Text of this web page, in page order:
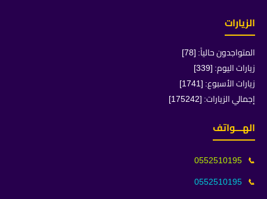
الزيارات
المتواجدون حالياً: [78]
زيارات اليوم: [339]
زيارات الأسبوع: [1741]
إجمالي الزيارات: [175242]
الهـــواتف
📞
0552510195
📞
0552510195